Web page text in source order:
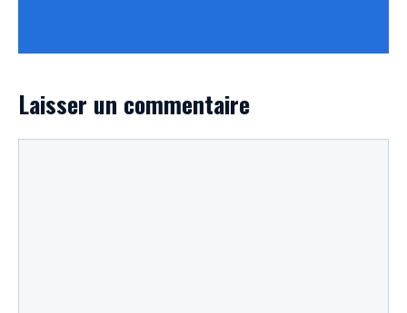
Laisser un commentaire